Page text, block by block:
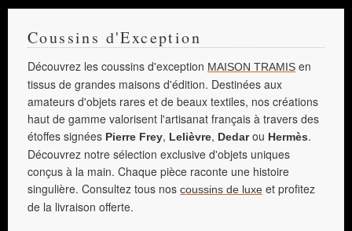
Coussins d'Exception
Découvrez les coussins d'exception MAISON TRAMIS en
tissus de grandes maisons d'édition. Destinées aux
amateurs d'objets rares et de beaux textiles, nos créations
haut de gamme valorisent l'artisanat français à travers des
étoffes signées Pierre Frey, Lelièvre, Dedarou Hermès.
Découvrez notre sélection exclusive d'objets uniques
conçus à la main. Chaque pièce raconte une histoire
singulière. Consultez tous nos coussins de luxe et profitez
de la livraison offerte.